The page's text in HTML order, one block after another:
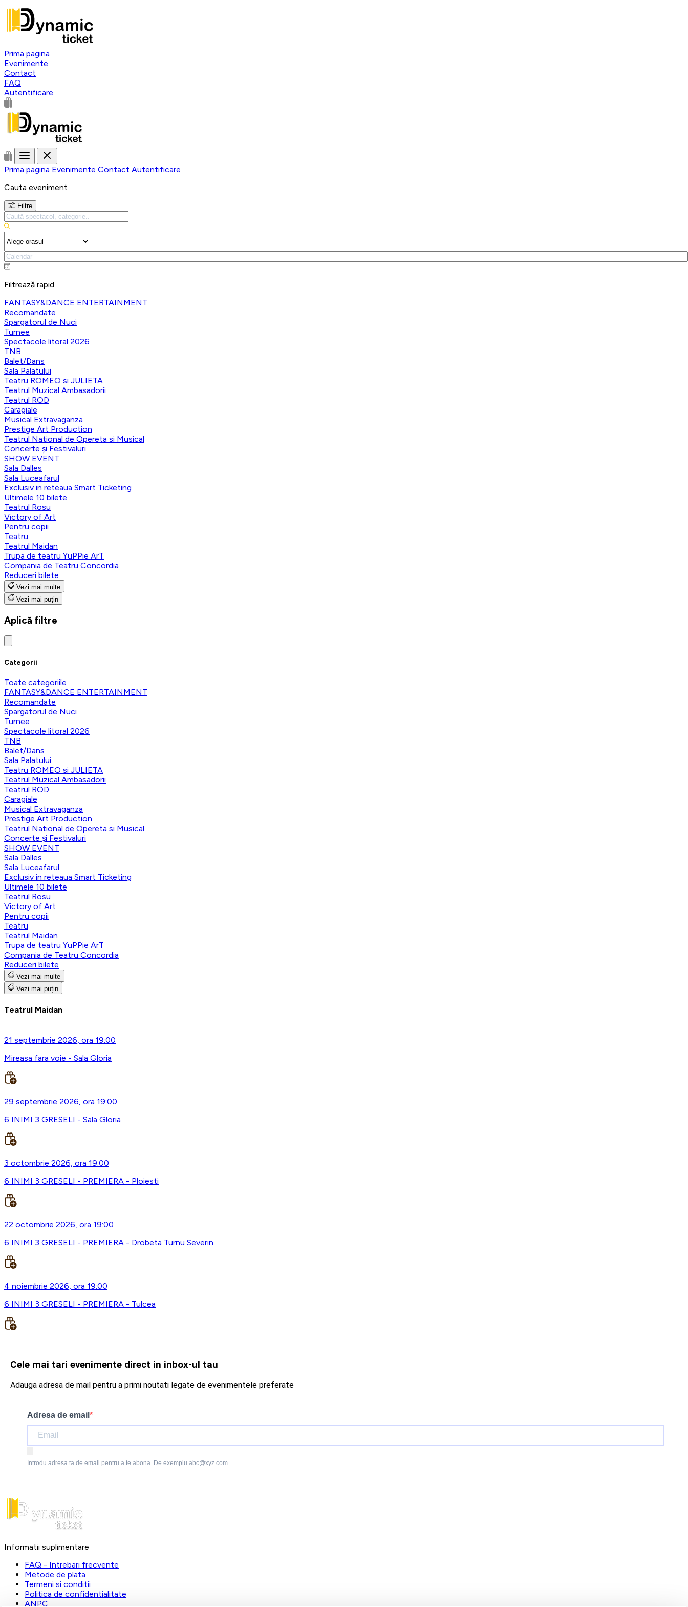
Prima pagina
Evenimente
Contact
FAQ
Autentificare
Prima pagina Evenimente Contact Autentificare
Cauta eveniment
Filtre
Filtrează rapid
FANTASY&DANCE ENTERTAINMENT
Recomandate
Spargatorul de Nuci
Turnee
Spectacole litoral 2026
TNB
Balet/Dans
Sala Palatului
Teatru ROMEO si JULIETA
Teatrul Muzical Ambasadorii
Teatrul ROD
Caragiale
Musical Extravaganza
Prestige Art Production
Teatrul National de Opereta si Musical
Concerte și Festivaluri
SHOW EVENT
Sala Dalles
Sala Luceafarul
Exclusiv in reteaua Smart Ticketing
Ultimele 10 bilete
Teatrul Rosu
Victory of Art
Pentru copii
Teatru
Teatrul Maidan
Trupa de teatru YuPPie ArT
Compania de Teatru Concordia
Reduceri bilete
Vezi mai multe
Vezi mai puțin
Aplică filtre
Categorii
Toate categoriile
FANTASY&DANCE ENTERTAINMENT
Recomandate
Spargatorul de Nuci
Turnee
Spectacole litoral 2026
TNB
Balet/Dans
Sala Palatului
Teatru ROMEO si JULIETA
Teatrul Muzical Ambasadorii
Teatrul ROD
Caragiale
Musical Extravaganza
Prestige Art Production
Teatrul National de Opereta si Musical
Concerte și Festivaluri
SHOW EVENT
Sala Dalles
Sala Luceafarul
Exclusiv in reteaua Smart Ticketing
Ultimele 10 bilete
Teatrul Rosu
Victory of Art
Pentru copii
Teatru
Teatrul Maidan
Trupa de teatru YuPPie ArT
Compania de Teatru Concordia
Reduceri bilete
Vezi mai multe
Vezi mai puțin
Teatrul Maidan
21 septembrie 2026, ora 19:00
Mireasa fara voie - Sala Gloria
29 septembrie 2026, ora 19:00
6 INIMI 3 GRESELI - Sala Gloria
3 octombrie 2026, ora 19:00
6 INIMI 3 GRESELI - PREMIERA - Ploiesti
22 octombrie 2026, ora 19:00
6 INIMI 3 GRESELI - PREMIERA - Drobeta Turnu Severin
4 noiembrie 2026, ora 19:00
6 INIMI 3 GRESELI - PREMIERA - Tulcea
Cele mai tari evenimente direct in inbox-ul tau
Adauga adresa de mail pentru a primi noutati legate de evenimentele preferate
Adresa de email
Introdu adresa ta de email pentru a te abona. De exemplu abc@xyz.com
Informatii suplimentare
FAQ - Intrebari frecvente
Metode de plata
Termeni si conditii
Politica de confidentialitate
ANPC